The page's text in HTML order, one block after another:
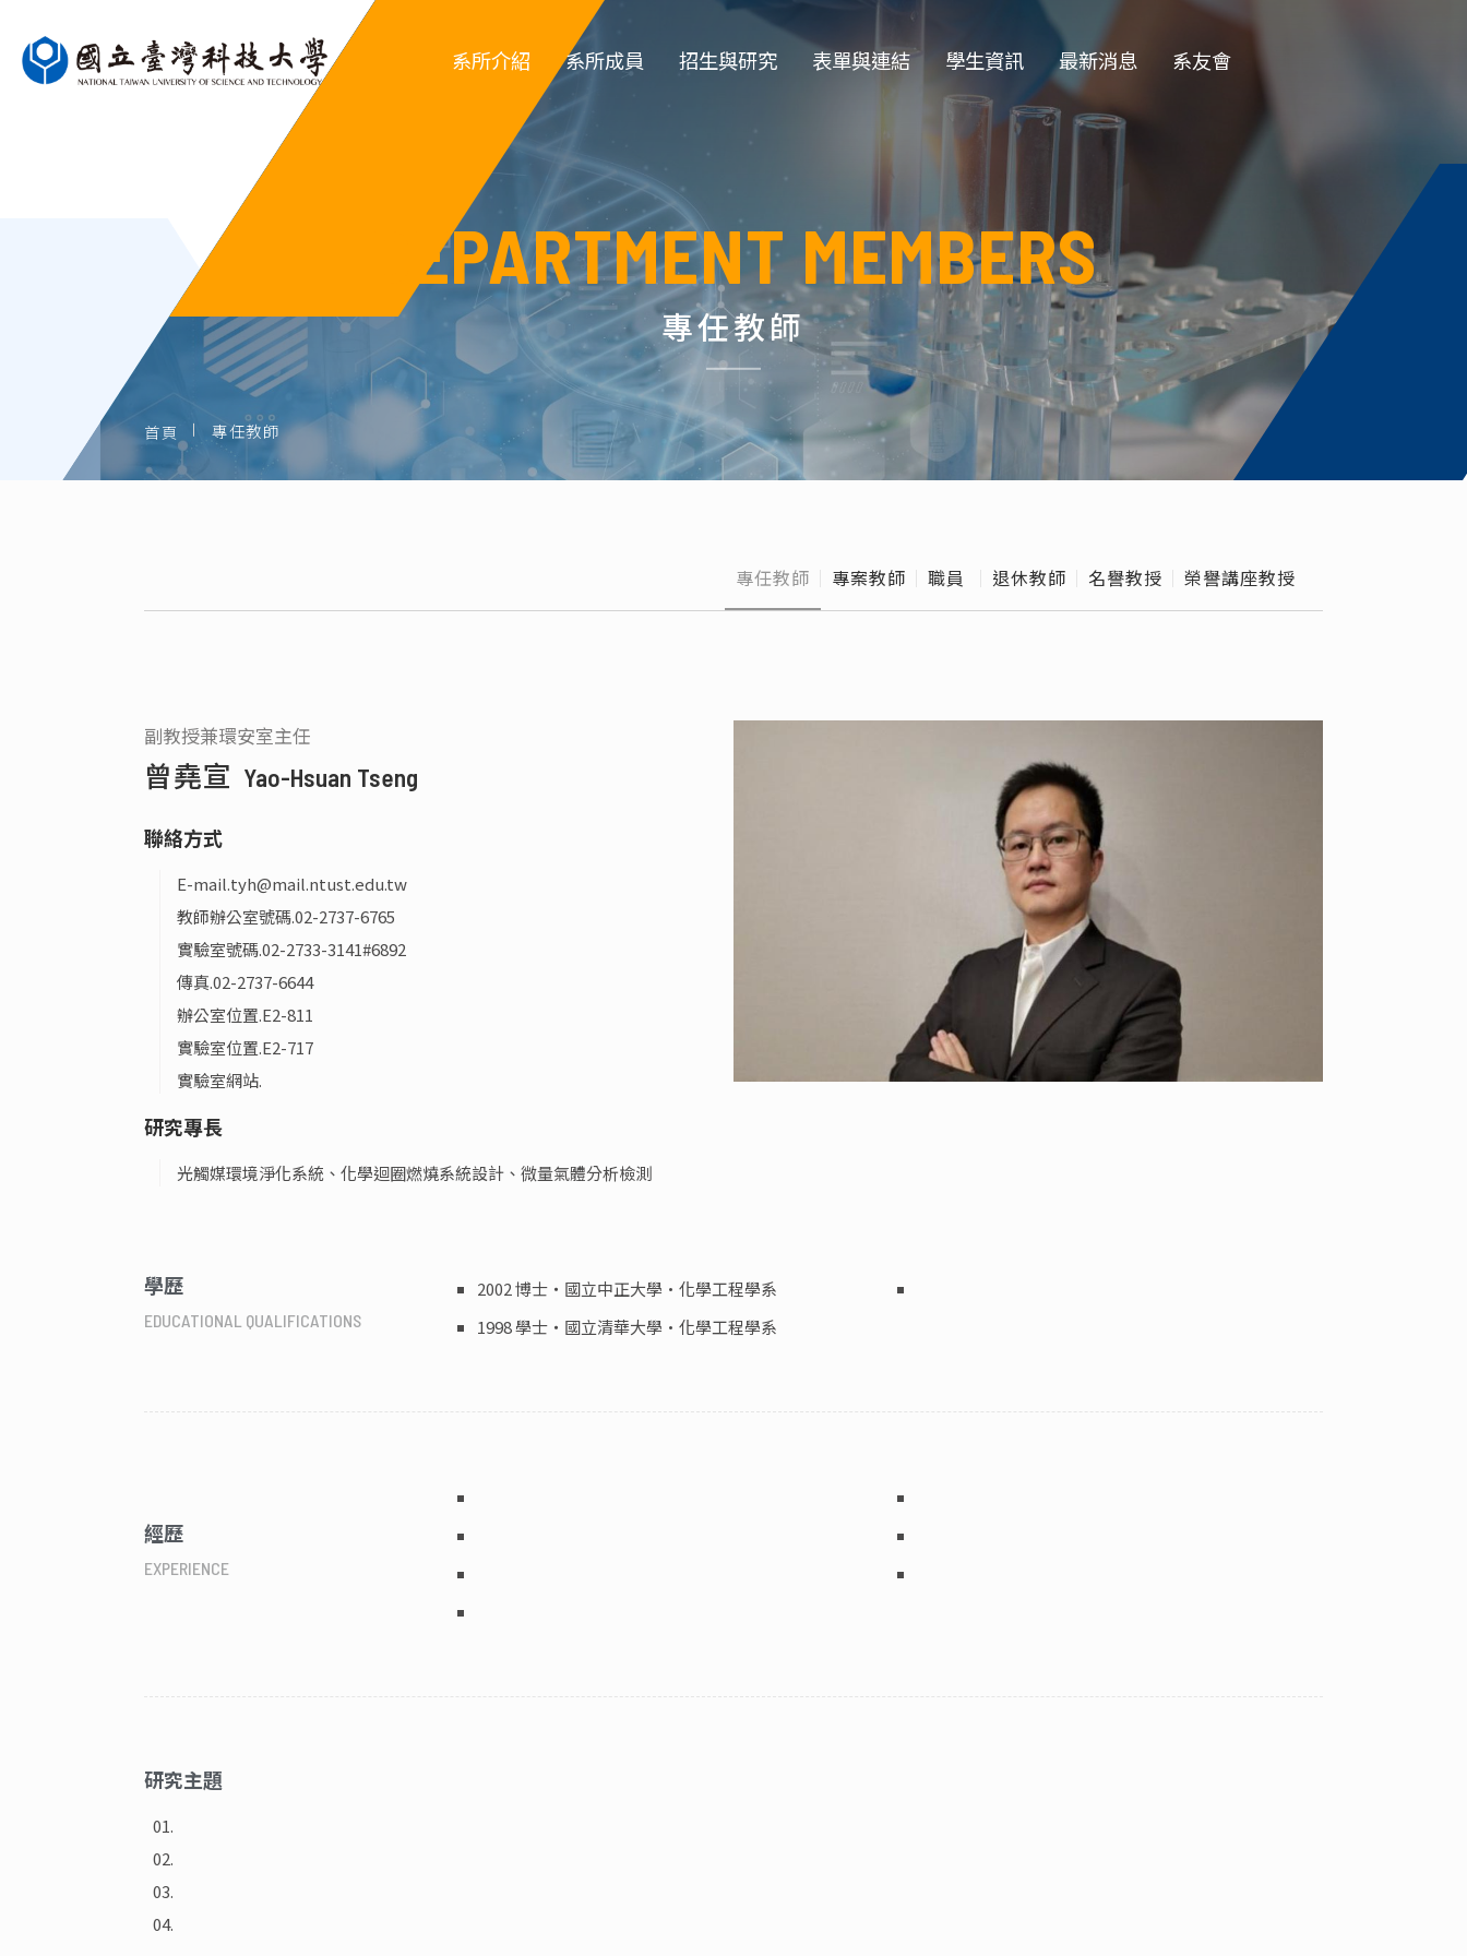
系所介紹
簡介
系徽
系所規章
行政組織
系所沿革
歷屆系主任
歷屆系傑出校友名
單
系所成員
專案教師
職員
退休教師
名譽教授
榮譽講座教授
招生與研究
特色實驗室
儀器租借
環安衛資訊
高中職生園地
化工營
表單與連結
教職員登入
學生類表單
學生資訊
大學部
系學會
碩士班
博士班
指導教授收受碩班
生資訊
學位論文口試
碩士班口試作業流
實務專題
班級導師
最新消息
榮譽榜
演講公告
活動花絮
獎學金公告
系友會
DEPARTMENT MEMBERS
專任教師
首頁 專任教師
專任教師 專案教師 職員 退休教師 名譽教授 榮譽講座教授
副教授兼環安室主任
曾堯宣 Yao-Hsuan Tseng
聯絡方式
E-mail.tyh@mail.ntust.edu.tw
教師辦公室號碼.02-2737-6765
實驗室號碼.02-2733-3141#6892
傳真.02-2737-6644
辦公室位置.E2-811
實驗室位置.E2-717
實驗室網站.
研究專長
光觸媒環境淨化系統、化學迴圈燃燒系統設計、微量氣體分析檢測
學歷
EDUCATIONAL QUALIFICATIONS
2002 博士‧國立中正大學·化學工程學系
1998 學士‧國立清華大學·化學工程學系
經歷
EXPERIENCE
研究主題